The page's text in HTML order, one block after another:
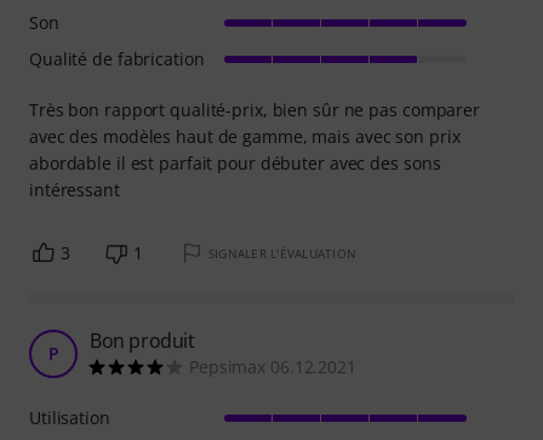
Très bon rapport qualité-prix, bien sûr ne pas comparer
avec des modèles haut de gamme, mais avec son prix
abordable il est parfait pour débuter avec des sons
intéressant
Son
Qualité de fabrication
3 1 SIGNALER L'ÉVALUATION
P Bon produit
Pepsimax 06.12.2021
Utilisation